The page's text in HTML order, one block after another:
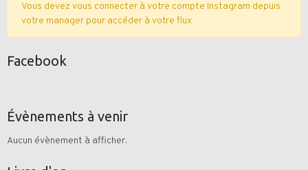
Vous devez vous connecter à votre compte Instagram depuis
votre manager pour accéder à votre flux
Facebook
Évènements à venir
Aucun évènement à afficher.